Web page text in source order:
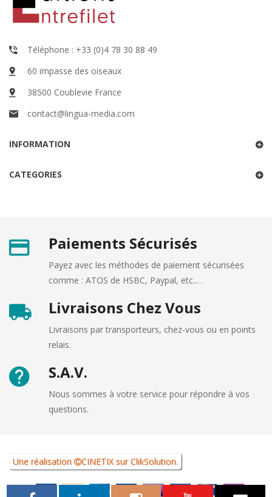
Téléphone : +33 (0)4 78 30 88 49
60 impasse des oiseaux
38500 Coublevie France
contact@lingua-media.com
INFORMATION
CATEGORIES
Paiements Sécurisés
Payez avec les méthodes de paiement sécurisées
comme : ATOS de HSBC, Paypal, etc... .
Livraisons Chez Vous
Livraisons par transporteurs, chez-vous ou en points
relais.
S.A.V.
Nous sommes à votre service pour répondre à vos
questions.
Une réalisation CINETIX surClikSolution.